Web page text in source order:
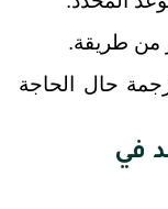
من طريقة.
في